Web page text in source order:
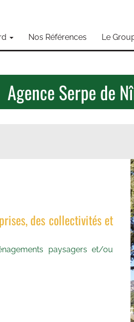
Nos Références Le
Agence Serpe de
des collectivités et
paysagers et/ou